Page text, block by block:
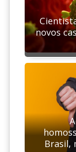
novos
Brasil,